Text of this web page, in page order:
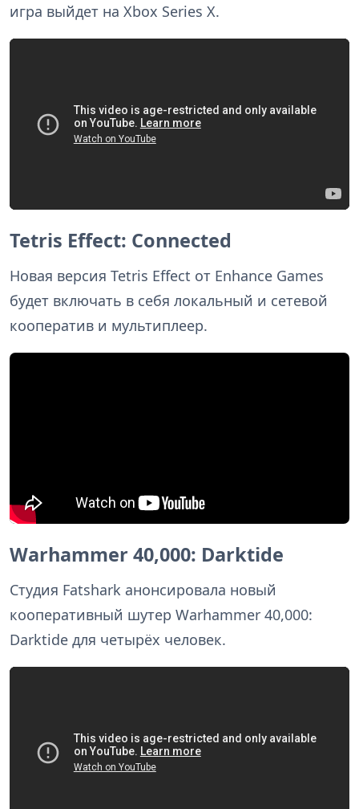
игра выйдет на Xbox Series X.
Tetris Effect: Connected
Новая версия Tetris Effect от Enhance Games
будет включать в себя локальный и сетевой
кооператив и мультиплеер.
Warhammer 40,000: Darktide
Студия Fatshark анонсировала новый
кооперативный шутер Warhammer 40,000:
Darktide для четырёх человек.